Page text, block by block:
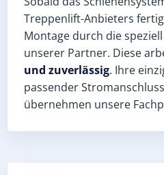
Treppenlift-Anbieters
Montage durch die speziell
unserer Partner. Diese
und zuverlässig. Ihre
passender
übernehmen unsere